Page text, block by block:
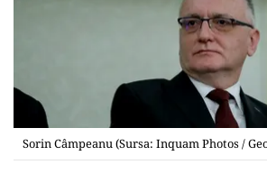
Sorin Câmpeanu (Sursa: Inquam Photos /